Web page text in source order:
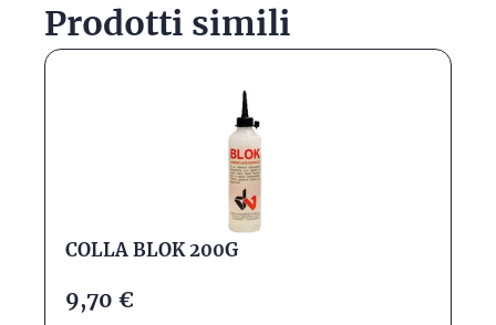
Prodotti simili
COLLA BLOK 200G
9,70€